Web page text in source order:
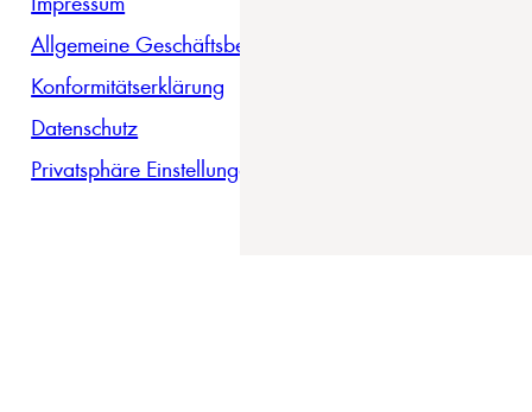
Allgemeine Geschäftsbedingungen
Konformitätserklärung
Datenschutz
Privatsphäre Einstellungen